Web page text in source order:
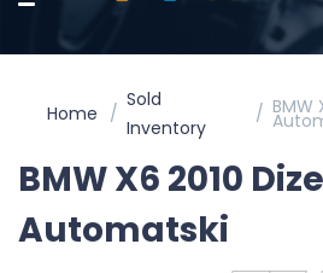
Home
Sold
Inventory
BMW
BMW X6 2010
Automatski